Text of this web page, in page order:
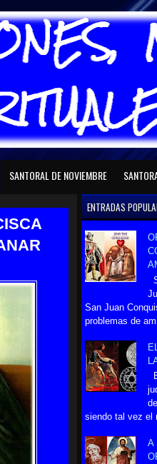
DE ABRIL SANTORAL DE MAYO
SANTORAL DE NOVIEMBRE
ENTRADAS
San Juan
problemas de
siendo tal vez el
A